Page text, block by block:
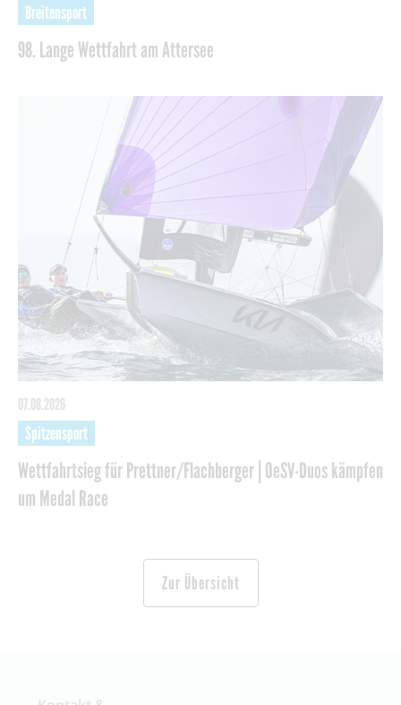
98. Lange Wettfahrt am Attersee
Breitensport
Wettfahrtsieg für Prettner/Flachberger | OeSV-Duos kämpfen
um Medal Race
Spitzensport
07.08.2026
Zur Übersicht